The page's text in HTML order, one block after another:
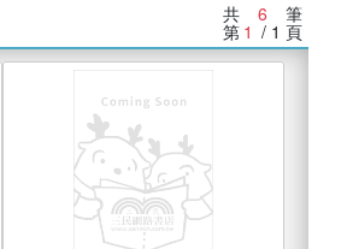
共 6 筆
第 1 / 1 頁